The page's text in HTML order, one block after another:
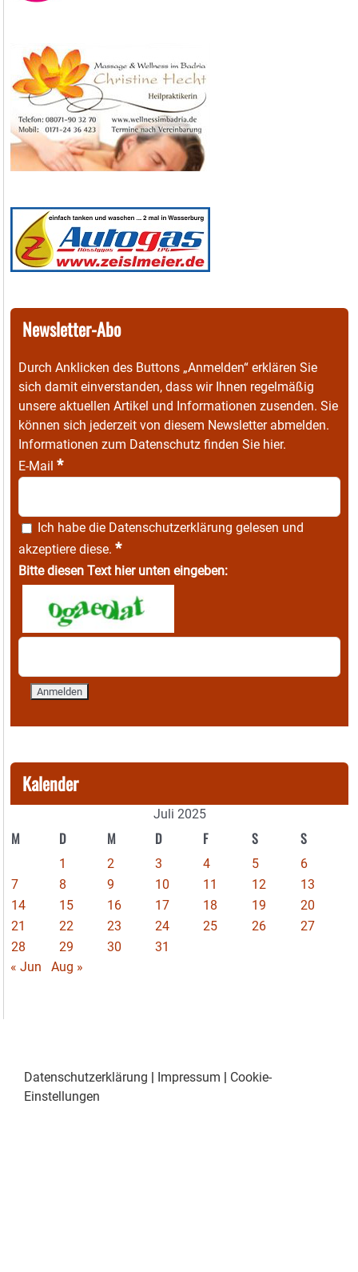
Newsletter-Abo
Durch Anklicken des Buttons „Anmelden“ erklären Sie
sich damit einverstanden, dass wir Ihnen regelmäßig
unsere aktuellen Artikel und Informationen zusenden. Sie
können sich jederzeit von diesem Newsletter abmelden.
Informationen zum Datenschutz finden Sie hier.
E-Mail *
Ich habe die Datenschutzerklärung gelesen und
akzeptiere diese. *
Bitte diesen Text hier unten eingeben:
Kalender
Juli 2025
M D M D F S S
1 2 3 4 5
6
7
8 9 10 11 12
13
14
15 16 17 18 19
20
21
22 23 24 25 26
27
28
29 30
31
« Jun
Aug »
Datenschutzerklärung | Impressum | Cookie-
Einstellungen